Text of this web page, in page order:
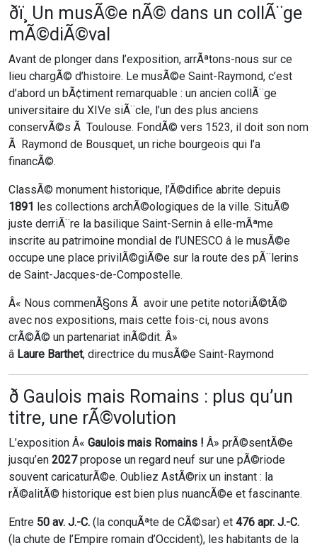
ðï¸ Un musÃ©e nÃ© dans un collÃ¨ge
mÃ©diÃ©val
Avant de plonger dans l’exposition, arrÃªtons-nous sur ce
lieu chargÃ© d’histoire. Le musÃ©e Saint-Raymond, c’est
d’abord un bÃ¢timent remarquable : un ancien collÃ¨ge
universitaire du XIVe siÃ¨cle, l’un des plus anciens
conservÃ©s Ã Toulouse. FondÃ© vers 1523, il doit son nom
Ã Raymond de Bousquet, un riche bourgeois qui l’a
financÃ©.
ClassÃ© monument historique, l’Ã©difice abrite depuis
1891 les collections archÃ©ologiques de la ville. SituÃ©
juste derriÃ¨re la basilique Saint-Sernin â elle-mÃªme
inscrite au patrimoine mondial de l’UNESCO â le musÃ©e
occupe une place privilÃ©giÃ©e sur la route des pÃ¨lerins
de Saint-Jacques-de-Compostelle.
Â« Nous commenÃ§ons Ã avoir une petite notoriÃ©tÃ©
avec nos expositions, mais cette fois-ci, nous avons
crÃ©Ã© un partenariat inÃ©dit. Â»
â Laure Barthet, directrice du musÃ©e Saint-Raymond
ð­ Gaulois mais Romains : plus qu’un
titre, une rÃ©volution
L’exposition Â« Gaulois mais Romains ! Â» prÃ©sentÃ©e
jusqu’en 2027propose un regard neuf sur une pÃ©riode
souvent caricaturÃ©e. Oubliez AstÃ©rix un instant : la
rÃ©alitÃ© historique est bien plus nuancÃ©e et fascinante.
Entre 50 av. J.-C. (la conquÃªte de CÃ©sar) et 476 apr. J.-C.
(la chute de l’Empire romain d’Occident), les habitants de la